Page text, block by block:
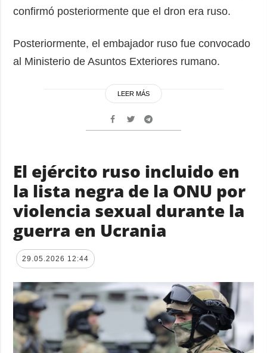
confirmó posteriormente que el dron era ruso.
Posteriormente, el embajador ruso fue convocado
al Ministerio de Asuntos Exteriores rumano.
LEER MÁS
El ejército ruso incluido en
la lista negra de la ONU por
violencia sexual durante la
guerra en Ucrania
29.05.2026 12:44